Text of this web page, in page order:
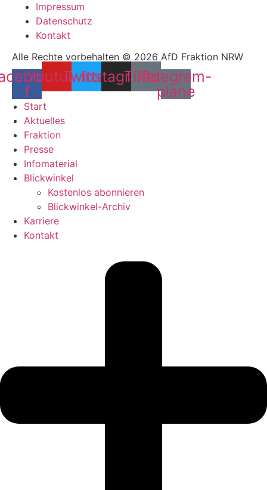
Impressum
Datenschutz
Kontakt
Alle Rechte vorbehalten © 2026 AfD Fraktion NRW
f
YoutubeTwitter
Instagram
Tiktok
Telegram-
plane
Start
Aktuelles
Fraktion
Presse
Infomaterial
Blickwinkel
Kostenlos abonnieren
Blickwinkel-Archiv
Karriere
Kontakt